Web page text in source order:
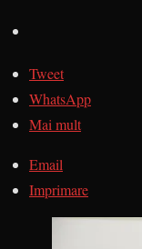
Tweet
WhatsApp
Mai mult
Email
Imprimare